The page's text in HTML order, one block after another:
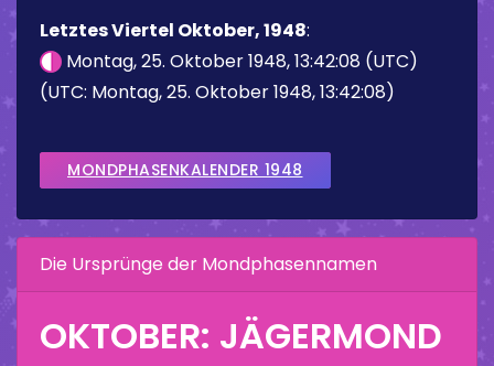
Letztes Viertel Oktober, 1948:
Montag, 25. Oktober 1948, 13:42:08 (UTC)
(UTC: Montag, 25. Oktober 1948, 13:42:08)
MONDPHASENKALENDER 1948
Die Ursprünge der Mondphasennamen
OKTOBER: JÄGERMOND